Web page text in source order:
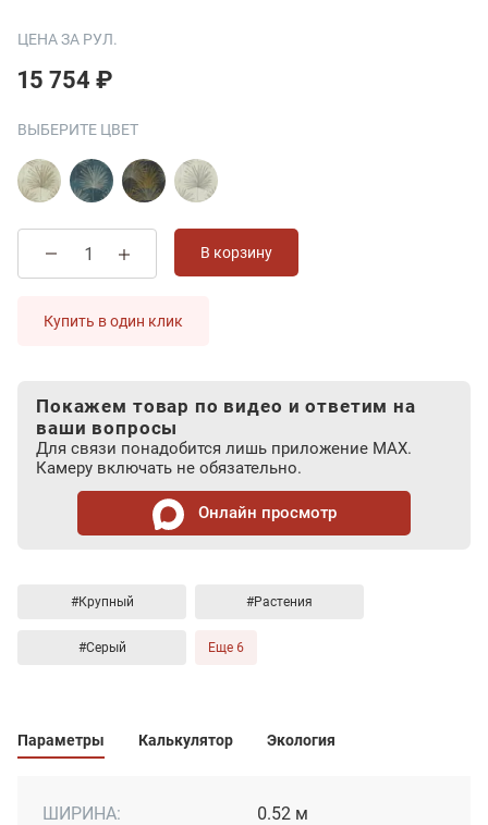
ЦЕНА ЗА РУЛ.
15 754 ₽
ВЫБЕРИТЕ ЦВЕТ
В корзину
Купить в один клик
Покажем товар по видео и ответим на
ваши вопросы
Для связи понадобится лишь приложение MAX.
Камеру включать не обязательно.
Онлайн просмотр
#Крупный #Растения
#Серый Еще 6
Параметры Калькулятор Экология
ШИРИНА: 0.52 м